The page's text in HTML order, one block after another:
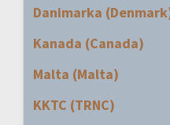
Danimarka
Kanada (Canada)
Malta (Malta)
KKTC (TRNC)